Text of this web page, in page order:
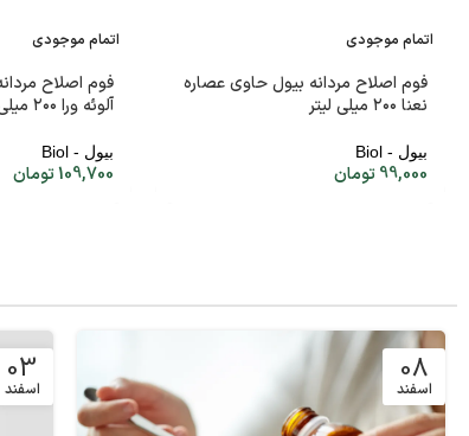
اتمام موجودی
فوم اصلاح مردانه بیول حاوی عصاره
نعنا ۲۰۰ میلی لیتر
بیول - Biol
99,000تومان
اتمام موجودی
فوم اصلاح
آلوئه ورا ۲۰۰ میلی لیتر
بیول - Biol
109,700تومان
08
اسفند
03
اسفند